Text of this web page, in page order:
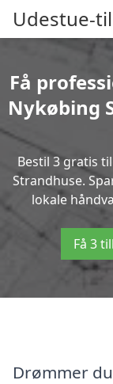
Udestue-
Få
Nykøbing
Bestil 3 gratis
Strandhuse.
lokale
Få 3
Drømmer